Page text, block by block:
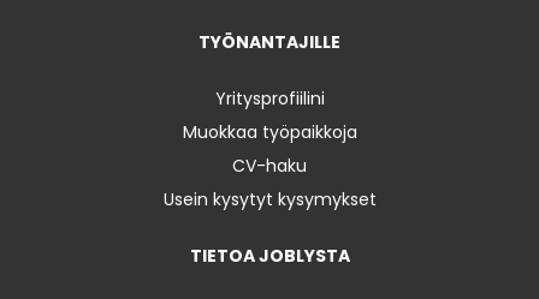
TYÖNANTAJILLE
Yritysprofiilini
Muokkaa työpaikkoja
CV-haku
Usein kysytyt kysymykset
TIETOA JOBLYSTA